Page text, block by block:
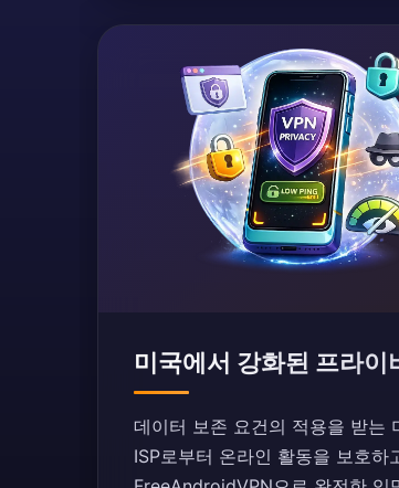
미국에서 강화된 프라이
데이터 보존 요건의 적용을 받는
ISP로부터 온라인 활동을 보호하